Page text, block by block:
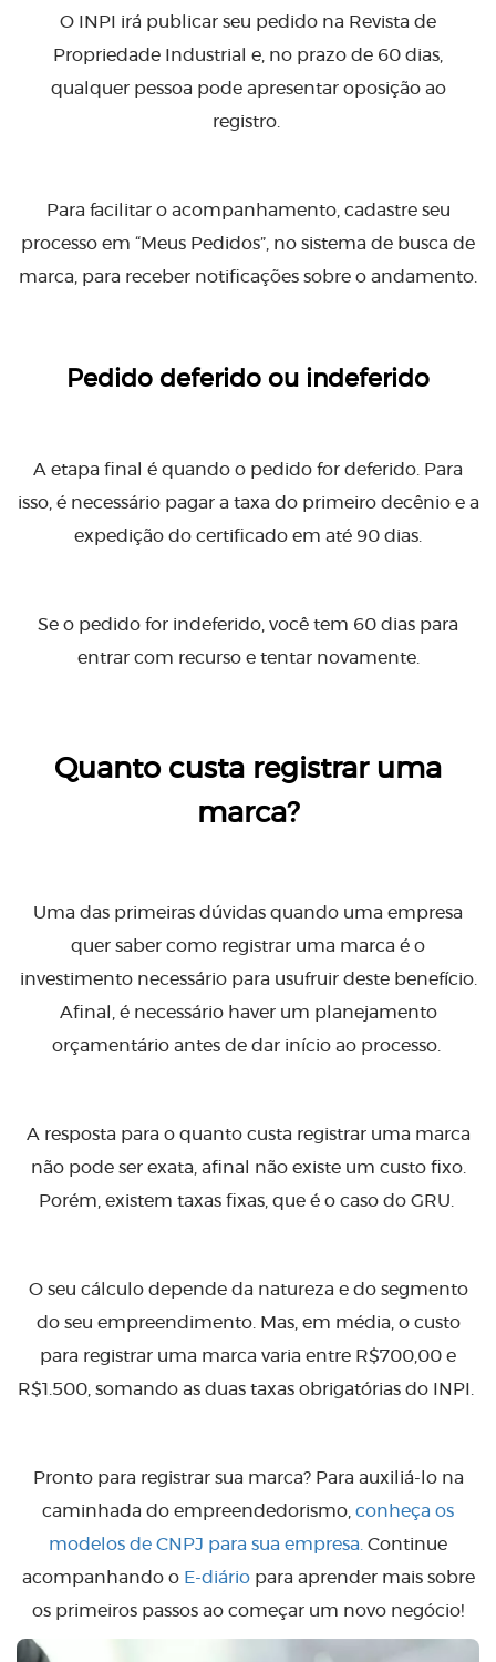
O INPI irá publicar seu pedido na Revista de
Propriedade Industrial e, no prazo de 60 dias,
qualquer pessoa pode apresentar oposição ao
registro.
Para facilitar o acompanhamento, cadastre seu
processo em “Meus Pedidos”, no sistema de busca de
marca, para receber notificações sobre o andamento.
Pedido deferido ou indeferido
A etapa final é quando o pedido for deferido. Para
isso, é necessário pagar a taxa do primeiro decênio e a
expedição do certificado em até 90 dias.
Se o pedido for indeferido, você tem 60 dias para
entrar com recurso e tentar novamente.
Quanto custa registrar uma
marca?
Uma das primeiras dúvidas quando uma empresa
quer saber como registrar uma marca é o
investimento necessário para usufruir deste benefício.
Afinal, é necessário haver um planejamento
orçamentário antes de dar início ao processo.
A resposta para o quanto custa registrar uma marca
não pode ser exata, afinal não existe um custo fixo.
Porém, existem taxas fixas, que é o caso do GRU.
O seu cálculo depende da natureza e do segmento
do seu empreendimento. Mas, em média, o custo
para registrar uma marca varia entre R$700,00 e
R$1.500, somando as duas taxas obrigatórias do INPI.
Pronto para registrar sua marca? Para auxiliá-lo na
caminhada do empreendedorismo, conheça os
modelos de CNPJ para sua empresa. Continue
acompanhando o E-diário para aprender mais sobre
os primeiros passos ao começar um novo negócio!